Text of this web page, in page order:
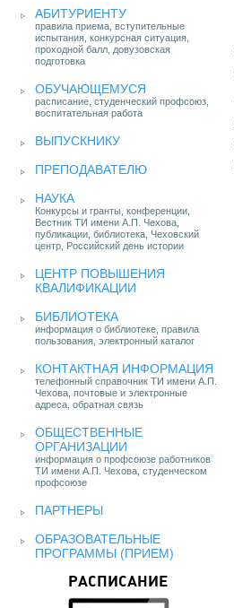
АБИТУРИЕНТУ
правила приема, вступительные
испытания, конкурсная ситуация,
проходной балл, довузовская
подготовка
ОБУЧАЮЩЕМУСЯ
расписание, студенческий профсоюз,
воспитательная работа
ВЫПУСКНИКУ
ПРЕПОДАВАТЕЛЮ
НАУКА
Конкурсы и гранты, конференции,
Вестник ТИ имени А.П. Чехова,
публикации, библиотека, Чеховский
центр, Российский день истории
ЦЕНТР ПОВЫШЕНИЯ
КВАЛИФИКАЦИИ
БИБЛИОТЕКА
информация о библиотеке, правила
пользования, электронный каталог
КОНТАКТНАЯ ИНФОРМАЦИЯ
телефонный справочник ТИ имени А.П.
Чехова, почтовые и электронные
адреса, обратная связь
ОБЩЕСТВЕННЫЕ
ОРГАНИЗАЦИИ
информация о профсоюзе работников
ТИ имени А.П. Чехова, студенческом
профсоюзе
ПАРТНЕРЫ
ОБРАЗОВАТЕЛЬНЫЕ
ПРОГРАММЫ (ПРИЕМ)
РАСПИСАНИЕ